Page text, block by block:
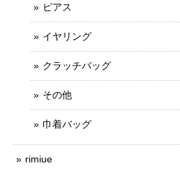
ピアス
イヤリング
クラッチバッグ
その他
巾着バッグ
rimiue